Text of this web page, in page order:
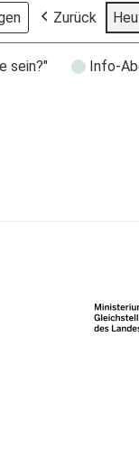
Zurück
sein?"
Info-